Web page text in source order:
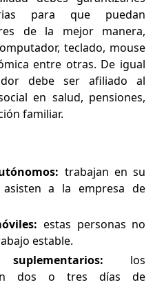
para que puedan
de la mejor manera,
teclado, mouse
entre otras. De igual
debe ser afiliado al
en salud, pensiones,
familiar.
trabajan en su
a la empresa de
estas personas no
estable.
los
dos o tres días de